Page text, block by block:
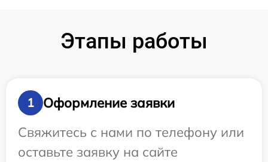
Этапы работы
1
Оформление заявки
Свяжитесь с нами по телефону или
оставьте заявку на сайте